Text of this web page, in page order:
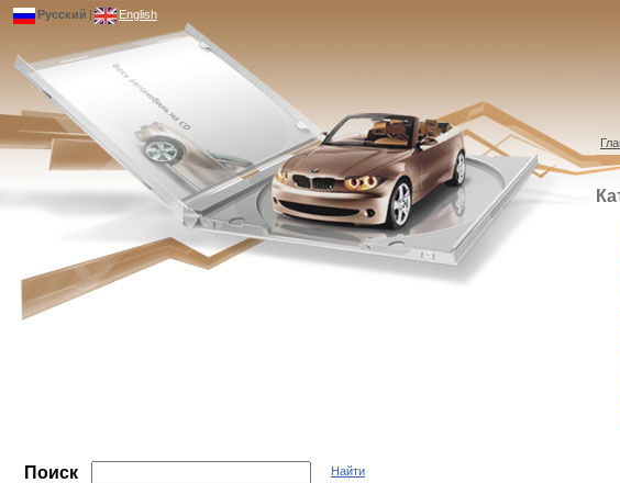
Русский | English
Поиск Найти